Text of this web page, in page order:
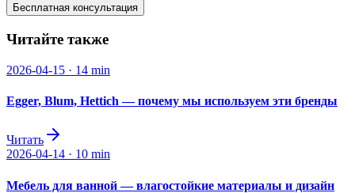
Бесплатная консультация
Читайте также
2026-04-15 · 14 min
Egger, Blum, Hettich — почему мы используем эти бренды
Читать
2026-04-14 · 10 min
Мебель для ванной — влагостойкие материалы и дизайн